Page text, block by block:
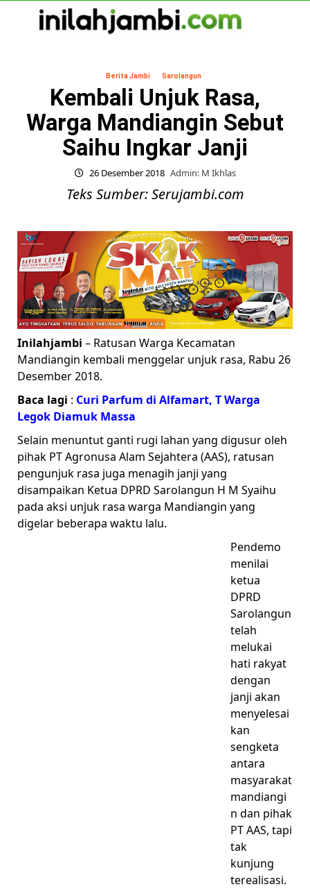
Berita Jambi Sarolangun
Kembali Unjuk Rasa,
Warga Mandiangin Sebut
Saihu Ingkar Janji
26 Desember 2018 Admin: M Ikhlas
Teks Sumber: Serujambi.com
Inilahjambi – Ratusan Warga Kecamatan
Mandiangin kembali menggelar unjuk rasa, Rabu 26
Desember 2018.
Baca lagi : Curi Parfum di Alfamart, T Warga
Legok Diamuk Massa
Selain menuntut ganti rugi lahan yang digusur oleh
pihak PT Agronusa Alam Sejahtera (AAS), ratusan
pengunjuk rasa juga menagih janji yang
disampaikan Ketua DPRD Sarolangun H M Syaihu
pada aksi unjuk rasa warga Mandiangin yang
digelar beberapa waktu lalu.
Pendemo
menilai
ketua
DPRD
Sarolangun
telah
melukai
hati rakyat
dengan
janji akan
menyelesai
kan
sengketa
antara
masyarakat
mandiangi
n dan pihak
PT AAS, tapi
tak
kunjung
terealisasi.